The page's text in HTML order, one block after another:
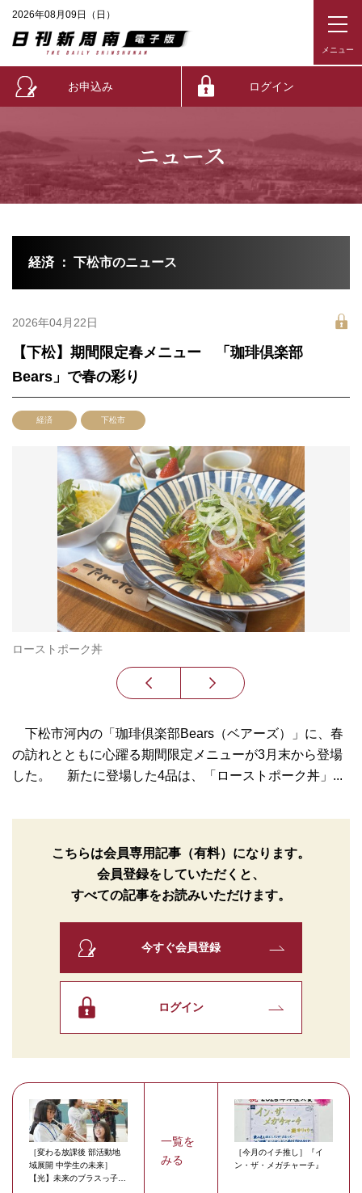
2026年08月09日（日）
お申込み ログイン
ニュース
経済 ： 下松市のニュース
2026年04月22日
【下松】期間限定春メニュー 「珈琲倶楽部
Bears」で春の彩り
経済 下松市
ローストポーク丼
下松市河内の「珈琲倶楽部Bears（ベアーズ）」に、春
の訪れとともに心躍る期間限定メニューが3月末から登場
した。 新たに登場した4品は、「ローストポーク丼」...
こちらは会員専用記事（有料）になります。
会員登録をしていただくと、
すべての記事をお読みいただけます。
今すぐ会員登録
ログイン
［変わる放課後 部活動地
域展開 中学生の未来］
【光】未来のブラスっ子が
一覧を
みる
［今月のイチ推し］『イ
ン・ザ・メガチャーチ』